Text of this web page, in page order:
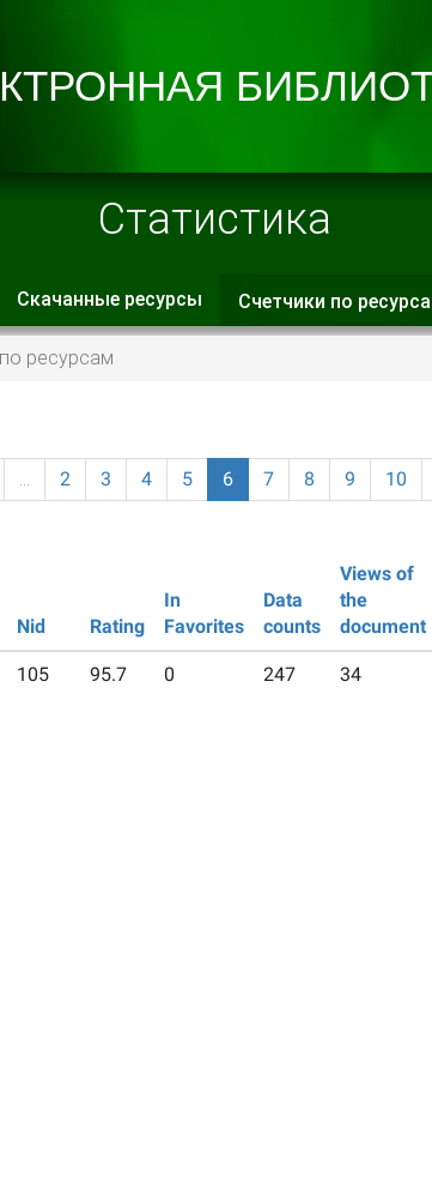
Статистика
Скачанные ресурсы Счетчики по
ресурсам
… 2 3 4 5 6 7 8 9 10
Nid Rating
In
Favorites
Data
counts
Views of
the
document
105 95.7 0 247 34